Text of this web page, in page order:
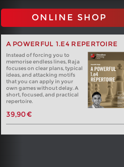
ONLINE SHOP
A POWERFUL 1.E4 REPERTOIRE
Instead of forcing you to
memorise endless lines, Raja
focuses on clear plans, typical
ideas, and attacking motifs
that you can apply in your
own games without delay. A
short, focused, and practical
repertoire.
39,90 €